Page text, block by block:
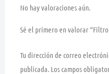
No hay valoraciones aún.
Sé el primero en valorar “Filtro
Tu dirección de correo
publicada. Los campos